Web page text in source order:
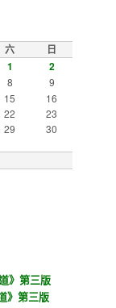
六 日
1
2
8
9
15
16
22
23
29
30
》第三版
》第三版